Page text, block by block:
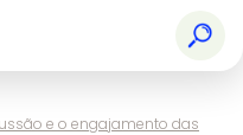
e o engajamento das